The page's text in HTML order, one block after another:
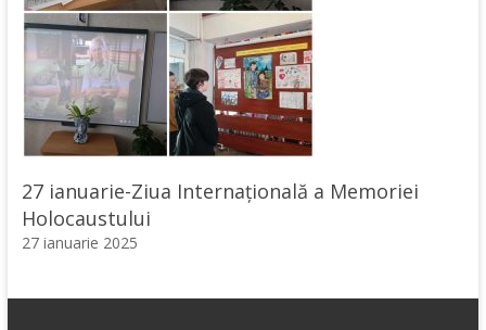
27 ianuarie-Ziua Internațională a Memoriei
Holocaustului
27 ianuarie 2025